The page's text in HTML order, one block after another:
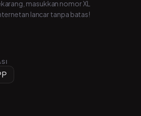
masukkan nomor XL
lancar tanpa batas!